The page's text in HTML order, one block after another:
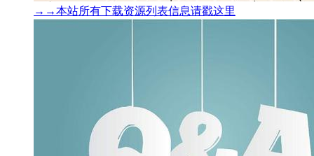
→→本站所有下载资源列表信息请戳这里